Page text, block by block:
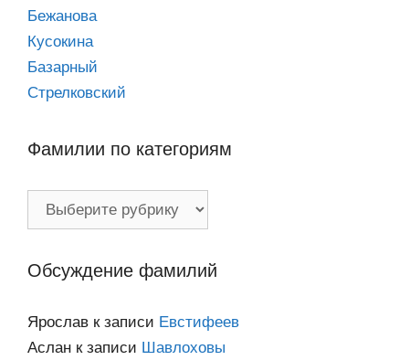
Бежанова
Кусокина
Базарный
Стрелковский
Фамилии по категориям
Фамилии
Обсуждение фамилий
Ярослав к записи Евстифеев
Аслан к записи Шавлоховы